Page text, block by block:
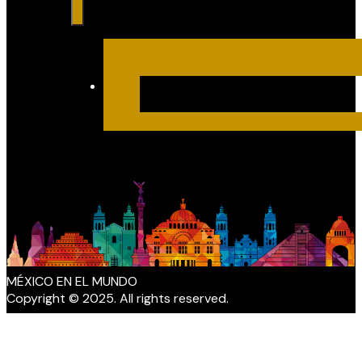
MÉXICO EN EL MUNDO
Copyright © 2025. All rights reserved.